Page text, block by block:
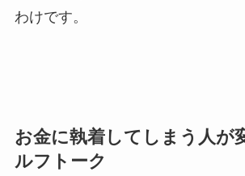
わけです。
お金に執着してしまう人が
ルフトーク